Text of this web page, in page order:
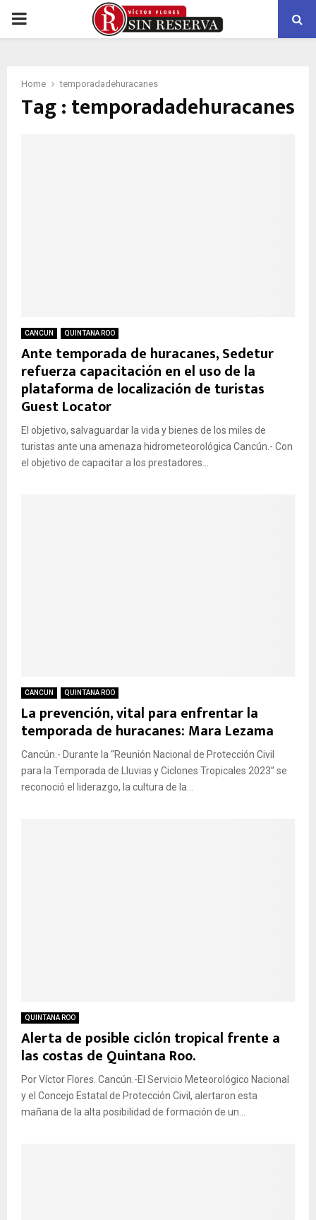
PRIMARY
Home temporadadehuracanes
Tag : temporadadehuracanes
CANCUN QUINTANA ROO
Ante temporada de huracanes, Sedetur
refuerza capacitación en el uso de la
plataforma de localización de turistas
Guest Locator
El objetivo, salvaguardar la vida y bienes de los miles de
turistas ante una amenaza hidrometeorológica Cancún.- Con
el objetivo de capacitar a los prestadores...
CANCUN QUINTANA ROO
La prevención, vital para enfrentar la
temporada de huracanes: Mara Lezama
Cancún.- Durante la “Reunión Nacional de Protección Civil
para la Temporada de Lluvias y Ciclones Tropicales 2023” se
reconoció el liderazgo, la cultura de la...
QUINTANA ROO
Alerta de posible ciclón tropical frente a
las costas de Quintana Roo.
Por Víctor Flores. Cancún.-El Servicio Meteorológico Nacional
y el Concejo Estatal de Protección Civil, alertaron esta
mañana de la alta posibilidad de formación de un...